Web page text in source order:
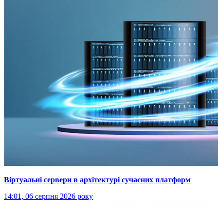
Віртуальні сервери в архітектурі сучасних платформ
14:01, 06 серпня 2026 року